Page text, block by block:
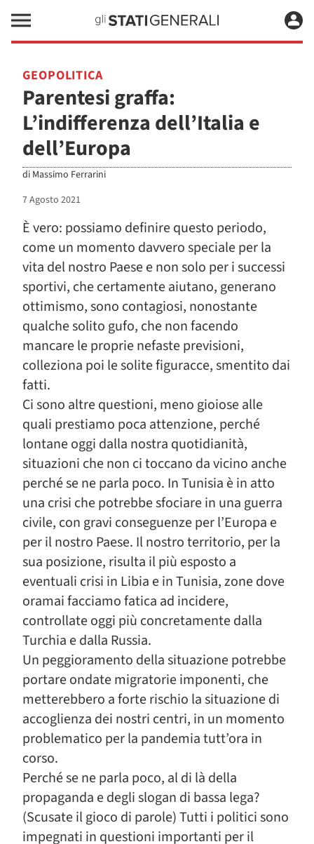
GEOPOLITICA
Parentesi graffa:
L’indifferenza dell’Italia e
dell’Europa
di Massimo Ferrarini
7 Agosto 2021
È vero: possiamo definire questo periodo,
come un momento davvero speciale per la
vita del nostro Paese e non solo per i successi
sportivi, che certamente aiutano, generano
ottimismo, sono contagiosi, nonostante
qualche solito gufo, che non facendo
mancare le proprie nefaste previsioni,
colleziona poi le solite figuracce, smentito dai
fatti.
Ci sono altre questioni, meno gioiose alle
quali prestiamo poca attenzione, perché
lontane oggi dalla nostra quotidianità,
situazioni che non ci toccano da vicino anche
perché se ne parla poco. In Tunisia è in atto
una crisi che potrebbe sfociare in una guerra
civile, con gravi conseguenze per l’Europa e
per il nostro Paese. Il nostro territorio, per la
sua posizione, risulta il più esposto a
eventuali crisi in Libia e in Tunisia, zone dove
oramai facciamo fatica ad incidere,
controllate oggi più concretamente dalla
Turchia e dalla Russia.
Un peggioramento della situazione potrebbe
portare ondate migratorie imponenti, che
metterebbero a forte rischio la situazione di
accoglienza dei nostri centri, in un momento
problematico per la pandemia tutt’ora in
corso.
Perché se ne parla poco, al di là della
propaganda e degli slogan di bassa lega?
(Scusate il gioco di parole) Tutti i politici sono
impegnati in questioni importanti per il